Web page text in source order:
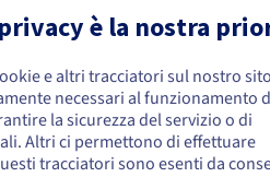
sia Stati
accedere al sito web del
è la nostra
e altri tracciatori sul nostro sito
necessari al funzionamento
la sicurezza del servizio o di
Altri ci permettono di effettuare
tracciatori sono esenti da